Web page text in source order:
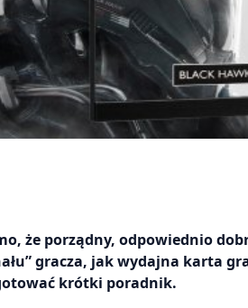
że porządny, odpowiednio
gracza, jak wydajna karta
krótki poradnik.